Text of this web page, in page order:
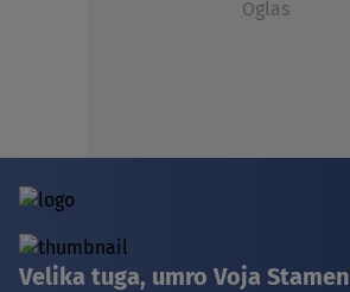
Oglas
Velika tuga, umro Voja